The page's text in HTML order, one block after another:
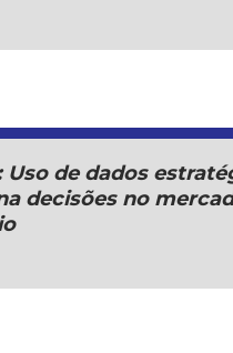
Uso de dados
decisões no